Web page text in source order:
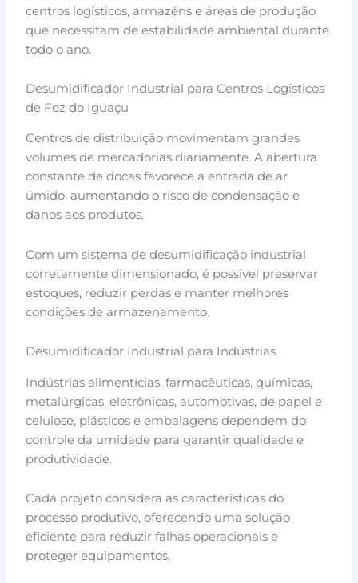
centros logísticos, armazéns e áreas de produção
que necessitam de estabilidade ambiental durante
todo o ano.
Desumidificador Industrial para Centros Logísticos
de Foz do Iguaçu
Centros de distribuição movimentam grandes
volumes de mercadorias diariamente. A abertura
constante de docas favorece a entrada de ar
úmido, aumentando o risco de condensação e
danos aos produtos.
Com um sistema de desumidificação industrial
corretamente dimensionado, é possível preservar
estoques, reduzir perdas e manter melhores
condições de armazenamento.
Desumidificador Industrial para Indústrias
Indústrias alimentícias, farmacêuticas, químicas,
metalúrgicas, eletrônicas, automotivas, de papel e
celulose, plásticos e embalagens dependem do
controle da umidade para garantir qualidade e
produtividade.
Cada projeto considera as características do
processo produtivo, oferecendo uma solução
eficiente para reduzir falhas operacionais e
proteger equipamentos.